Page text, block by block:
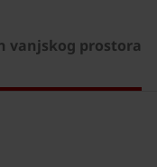
vanjskog prostora